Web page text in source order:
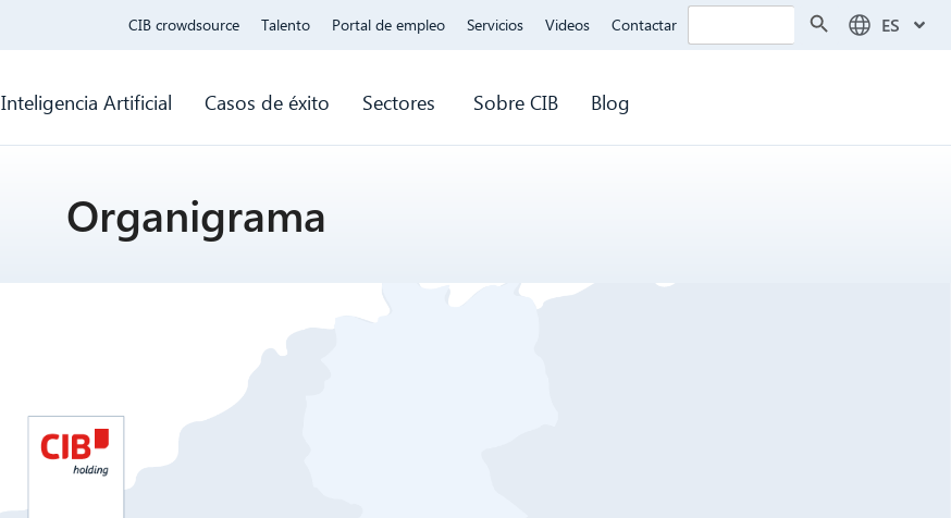
CIB crowdsource Talento Portal de empleo Servicios Videos Contactar Buscar: ES
Inteligencia Artificial Casos de éxito Sectores Sobre CIB Blog
Organigrama